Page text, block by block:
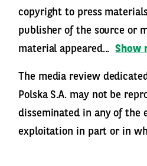
copyright to press
publisher of the source or
material appeared... Show
The media review
Polska S.A. may not be
disseminated in any of the
exploitation in part or in